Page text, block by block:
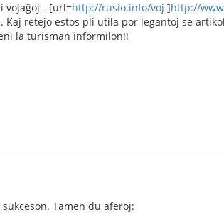
vojaĝoj - [url=http://rusio.info/voj ]http://
retejo estos pli utila por legantoj se
la turisman informilon!!
Tamen du aferoj: